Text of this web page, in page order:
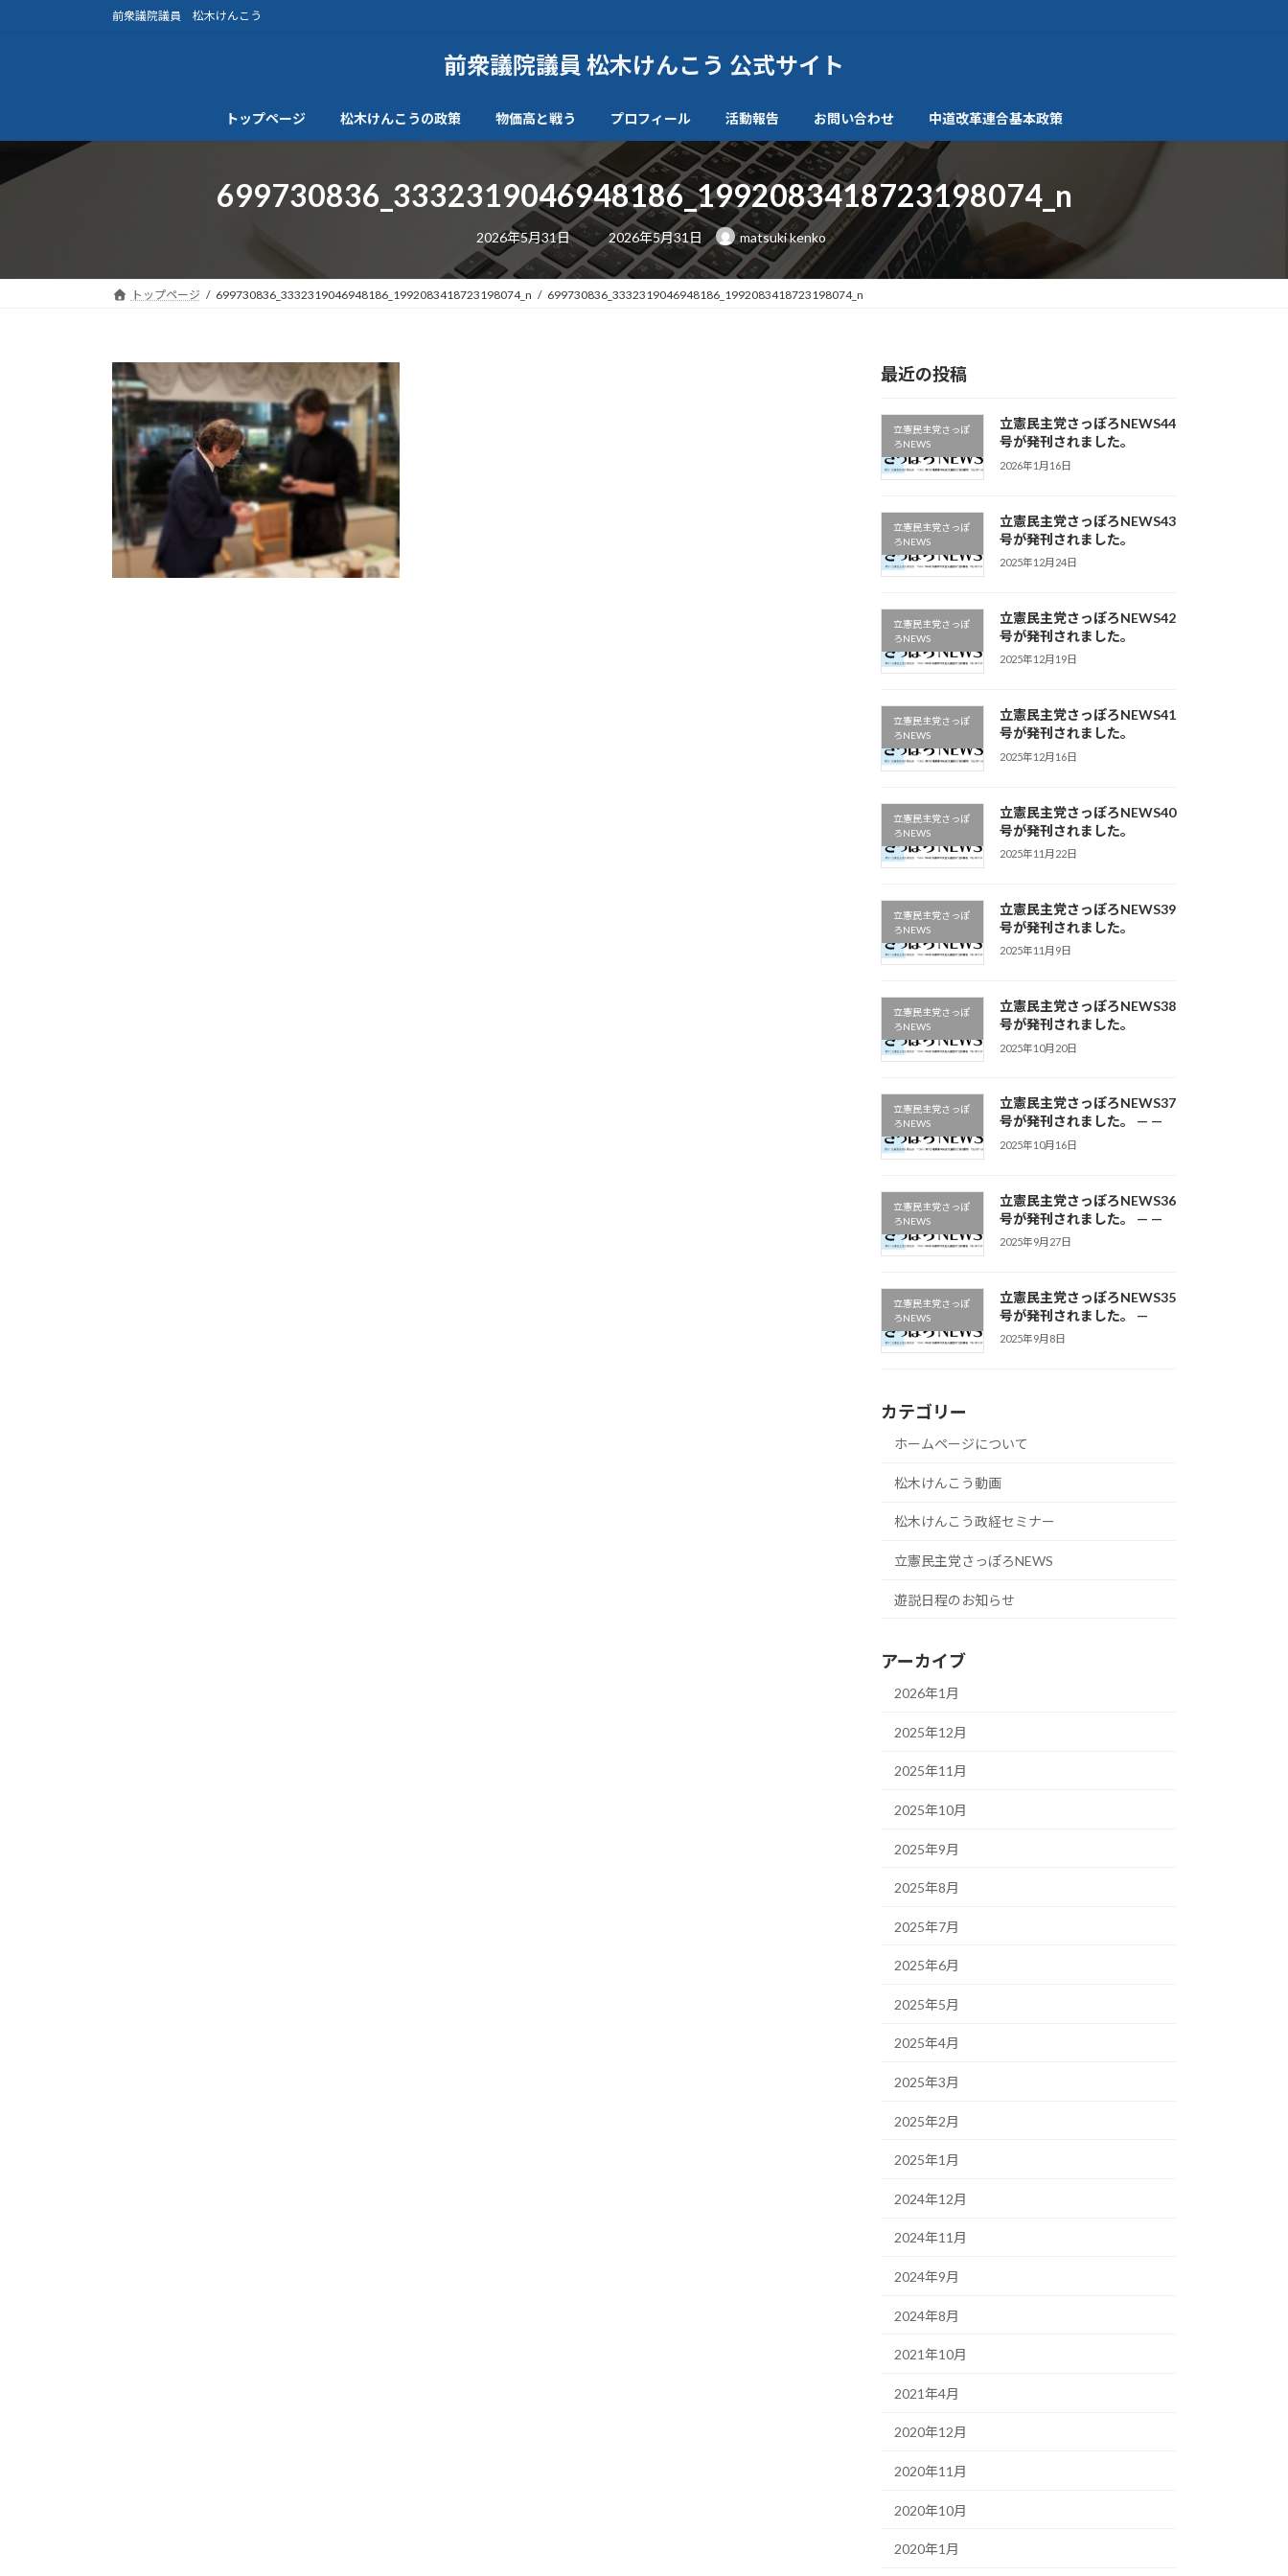
前衆議院議員 松木けんこう
前衆議院議員 松木けんこう 公式サイト
トップページ 松木けんこうの政策 物価高と戦う プロフィール 活動報告 お問い合わせ 中道改革連合基本政策
699730836_3332319046948186_1992083418723198074_n
2026年5月31日
最
終
更
新
日
時
2026年5月31日 matsuki kenko
トップページ 699730836_3332319046948186_1992083418723198074_n 699730836_3332319046948186_1992083418723198074_n
最近の投稿
立憲民主党さっぽ
ろNEWS
立憲民主党さっぽろNEWS44
号が発刊されました。
2026年1月16日
立憲民主党さっぽ
ろNEWS
立憲民主党さっぽろNEWS43
号が発刊されました。
2025年12月24日
立憲民主党さっぽ
ろNEWS
立憲民主党さっぽろNEWS42
号が発刊されました。
2025年12月19日
立憲民主党さっぽ
ろNEWS
立憲民主党さっぽろNEWS41
号が発刊されました。
2025年12月16日
立憲民主党さっぽ
ろNEWS
立憲民主党さっぽろNEWS40
号が発刊されました。
2025年11月22日
立憲民主党さっぽ
ろNEWS
立憲民主党さっぽろNEWS39
号が発刊されました。
2025年11月9日
立憲民主党さっぽ
ろNEWS
立憲民主党さっぽろNEWS38
号が発刊されました。
2025年10月20日
立憲民主党さっぽ
ろNEWS
立憲民主党さっぽろNEWS37
号が発刊されました。 — —
2025年10月16日
立憲民主党さっぽ
ろNEWS
立憲民主党さっぽろNEWS36
号が発刊されました。 — —
2025年9月27日
立憲民主党さっぽ
ろNEWS
立憲民主党さっぽろNEWS35
号が発刊されました。 —
2025年9月8日
カテゴリー
ホームページについて
松木けんこう動画
松木けんこう政経セミナー
立憲民主党さっぽろNEWS
遊説日程のお知らせ
アーカイブ
2026年1月
2025年12月
2025年11月
2025年10月
2025年9月
2025年8月
2025年7月
2025年6月
2025年5月
2025年4月
2025年3月
2025年2月
2025年1月
2024年12月
2024年11月
2024年9月
2024年8月
2021年10月
2021年4月
2020年12月
2020年11月
2020年10月
2020年1月